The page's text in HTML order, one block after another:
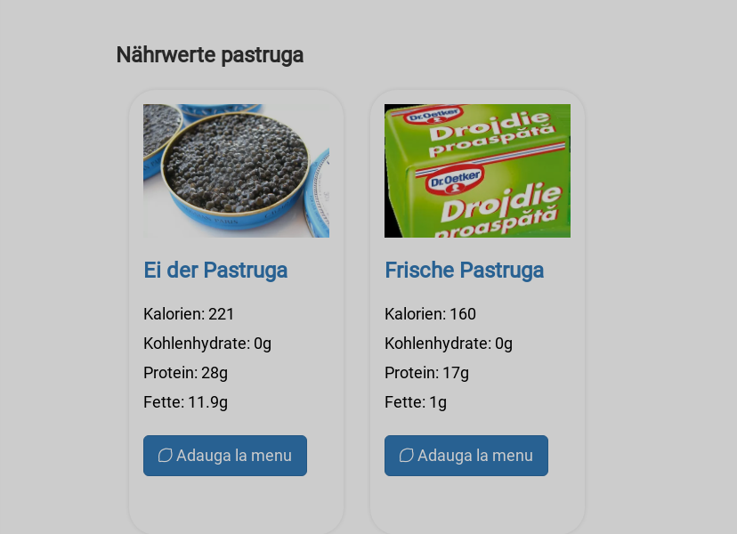
Nährwerte pastruga
Ei der Pastruga
Kalorien: 221
Kohlenhydrate: 0g
Protein: 28g
Fette: 11.9g
Adauga la menu
Frische Pastruga
Kalorien: 160
Kohlenhydrate: 0g
Protein: 17g
Fette: 1g
Adauga la menu